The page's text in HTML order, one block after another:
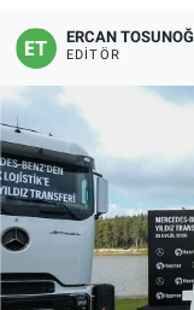
ERCAN
EDITÖR